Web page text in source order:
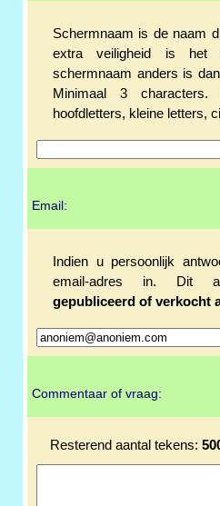
Schermnaam is de naam
extra veiligheid is het
schermnaam anders is
Minimaal 3 characters.
hoofdletters, kleine letters,
Email:
Indien u persoonlijk
email-adres in. Dit
gepubliceerd of verkocht
Commentaar of vraag:
Resterend aantal tekens: